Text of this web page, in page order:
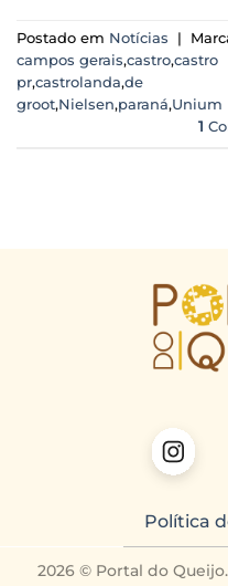
Postado em Notícias |
campos gerais,castro,castro
pr,castrolanda,de
groot,Nielsen,paraná,Unium
1
Política
2026 © Portal do Queijo.